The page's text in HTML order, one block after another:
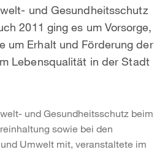
und Gesundheitsschutz
2011 ging es um Vorsorge,
um Erhalt und Förderung der
Lebensqualität in der Stadt
und Gesundheitsschutz beim
sowie bei den
Umwelt mit, veranstaltete im